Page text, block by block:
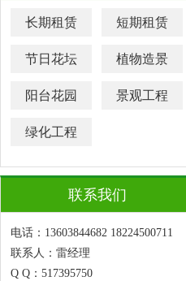
长期租赁 短期租赁
节日花坛 植物造景
阳台花园 景观工程
绿化工程
联系我们
电话：13603844682 18224500711
联系人：雷经理
Q Q：517395750